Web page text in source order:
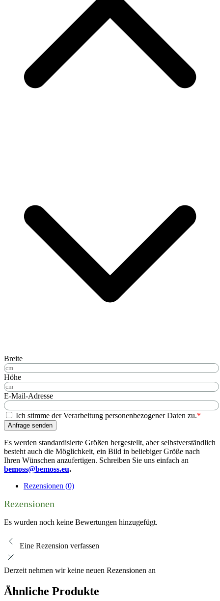
Breite
Höhe
E-Mail-Adresse
Ich stimme der Verarbeitung personenbezogener Daten zu.*
Anfrage senden
Es werden standardisierte Größen hergestellt, aber selbstverständlich
besteht auch die Möglichkeit, ein Bild in beliebiger Größe nach
Ihren Wünschen anzufertigen. Schreiben Sie uns einfach an
bemoss@bemoss.eu.
Rezensionen (0)
Rezensionen
Es wurden noch keine Bewertungen hinzugefügt.
Eine Rezension verfassen
Derzeit nehmen wir keine neuen Rezensionen an
Ähnliche Produkte